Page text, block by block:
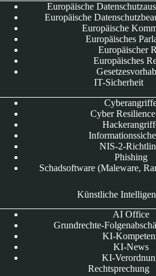
Europäische
Europäische
Europäische
Europäisches
Europäischer
Europäisches
IT-Sicherheit
Cyber
NIS-2-
Phishing
Schadsoftware (Maleware,
Künstliche
AI Office
Grundrechte-
KI-
KI-News
KI-
Rechtsprechung